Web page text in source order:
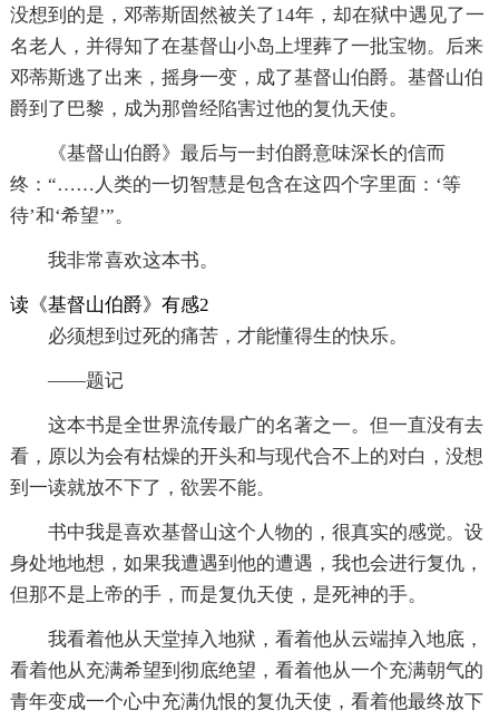
没想到的是，邓蒂斯固然被关了14年，却在狱中遇见了一
名老人，并得知了在基督山小岛上埋葬了一批宝物。后来
邓蒂斯逃了出来，摇身一变，成了基督山伯爵。基督山伯
爵到了巴黎，成为那曾经陷害过他的复仇天使。
《基督山伯爵》最后与一封伯爵意味深长的信而
终：“……人类的一切智慧是包含在这四个字里面：‘等
待’和‘希望’”。
我非常喜欢这本书。
读《基督山伯爵》有感2
必须想到过死的痛苦，才能懂得生的快乐。
——题记
这本书是全世界流传最广的名著之一。但一直没有去
看，原以为会有枯燥的开头和与现代合不上的对白，没想
到一读就放不下了，欲罢不能。
书中我是喜欢基督山这个人物的，很真实的感觉。设
身处地地想，如果我遭遇到他的遭遇，我也会进行复仇，
但那不是上帝的手，而是复仇天使，是死神的手。
我看着他从天堂掉入地狱，看着他从云端掉入地底，
看着他从充满希望到彻底绝望，看着他从一个充满朝气的
青年变成一个心中充满仇恨的复仇天使，看着他最终放下